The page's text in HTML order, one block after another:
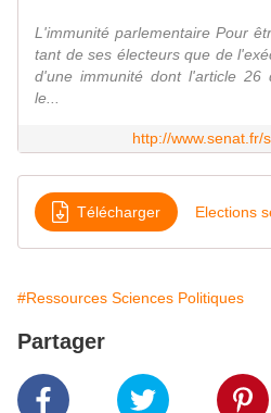
L'immunité parlementaire Pour
tant de ses électeurs que de
d'une immunité dont l'article 26
le...
http://www.senat.fr/
Télécharger
#Ressources Sciences Politiques
Partager